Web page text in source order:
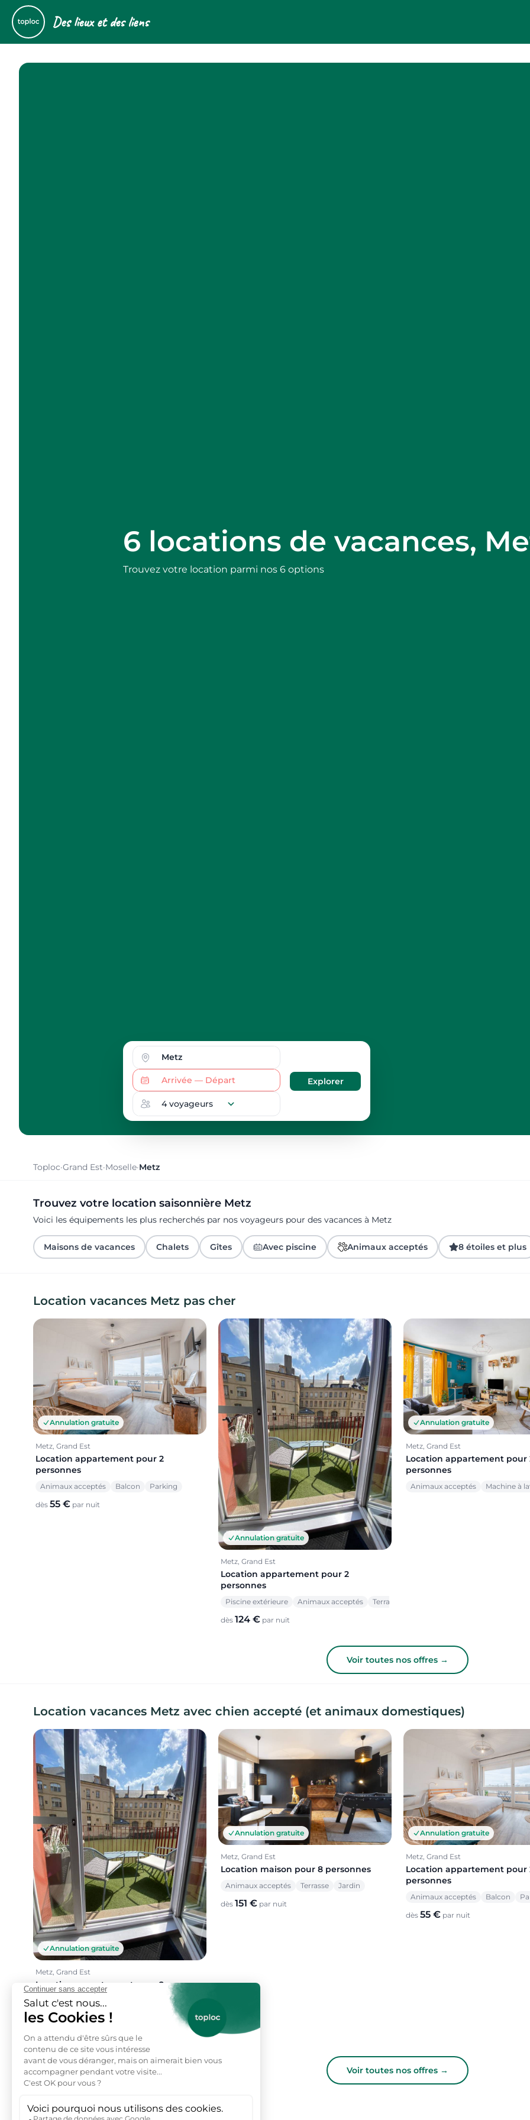
Des lieux et des liens
6 locations de vacances,
Trouvez votre location parmi nos 6 options
Toploc·Grand Est·Moselle·Metz
Trouvez votre location saisonnière Metz
Voici les équipements les plus recherchés par nos voyageurs pour des vacances à Metz
Maisons de vacances Chalets Gîtes Avec piscine Animaux acceptés 8 étoiles et plus
Location vacances Metz pas cher
Annulation gratuite
Metz, Grand Est
Location appartement pour 2
personnes
Animaux acceptés Balcon Parking
dès 55 € par nuit
Annulation gratuite
Metz, Grand Est
Location appartement pour 2
personnes
Piscine extérieure Animaux acceptés Terrasse
dès 124 € par nuit
Annulation gratuite
Metz, Grand Est
Location appartement pour
personnes
Animaux acceptés Machine à
Voir toutes nos offres →
Location vacances Metz avec chien accepté (et animaux domestiques)
Annulation gratuite
Metz, Grand Est
Location appartement pour 2
personnes
Piscine extérieure Animaux acceptés Terrasse
Annulation gratuite
Metz, Grand Est
Location maison pour 8 personnes
Animaux acceptés Terrasse Jardin
dès 151 € par nuit
Annulation gratuite
Metz, Grand Est
Location appartement pour
personnes
Animaux acceptés Balcon
dès 55 € par nuit
Voir toutes nos offres →